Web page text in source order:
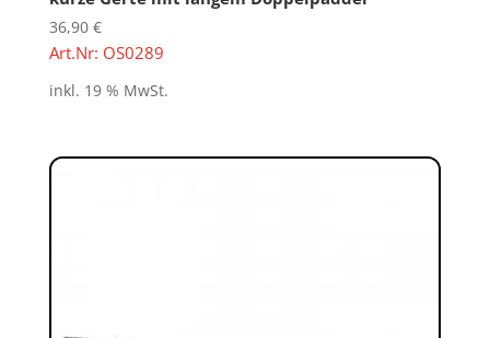
36,90 €
Art.Nr: OS0289
inkl. 19 % MwSt.